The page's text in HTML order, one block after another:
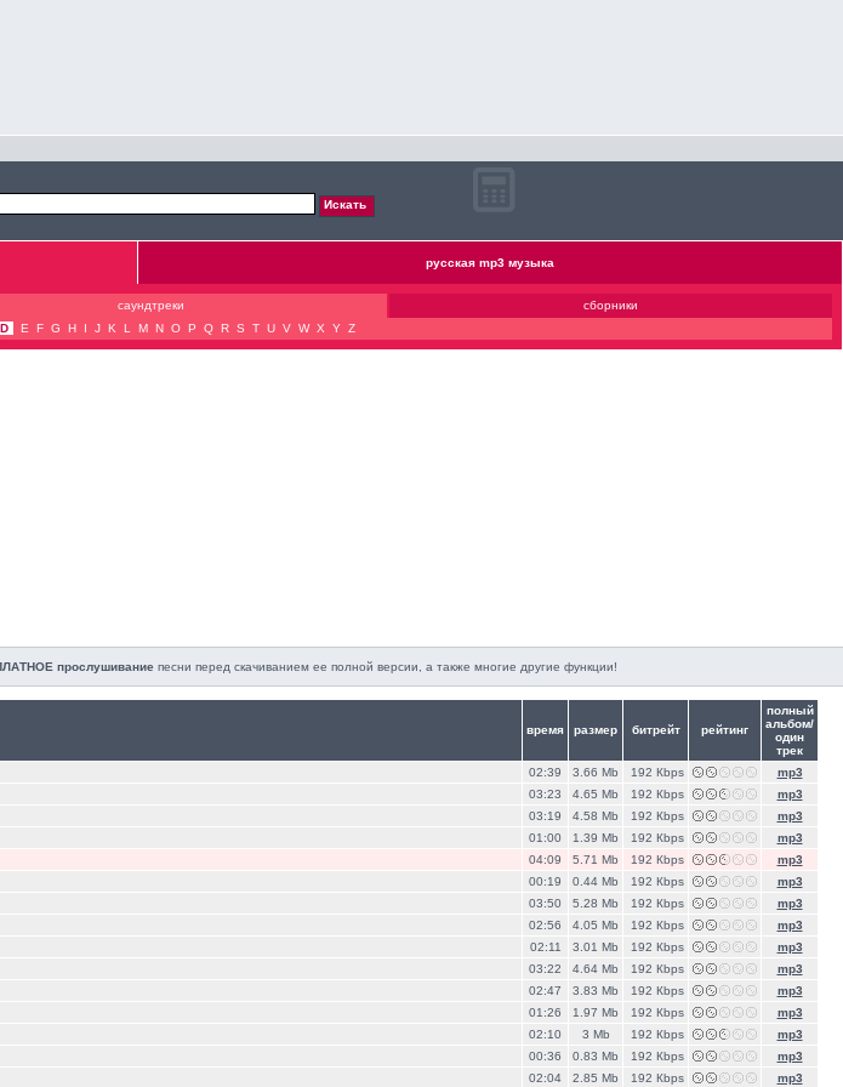
русская mp3 музыка
саундтреки
сборники
D E F G H I J K L M N O P Q R S T U V W X Y Z
прослушивание песни перед cкачиванием ее полной версии, а также многие другие функции!
время размер битрейт рейтинг
полный
альбом/
один
трек
02:39 3.66 Mb 192 Кbps
mp3
03:23 4.65 Mb 192 Кbps
mp3
03:19 4.58 Mb 192 Кbps
mp3
01:00 1.39 Mb 192 Кbps
mp3
04:09 5.71 Mb 192 Кbps
mp3
00:19 0.44 Mb 192 Кbps
mp3
03:50 5.28 Mb 192 Кbps
mp3
02:56 4.05 Mb 192 Кbps
mp3
02:11 3.01 Mb 192 Кbps
mp3
03:22 4.64 Mb 192 Кbps
mp3
02:47 3.83 Mb 192 Кbps
mp3
01:26 1.97 Mb 192 Кbps
mp3
02:10 3 Mb 192 Кbps
mp3
00:36 0.83 Mb 192 Кbps
mp3
02:04 2.85 Mb 192 Кbps mp3